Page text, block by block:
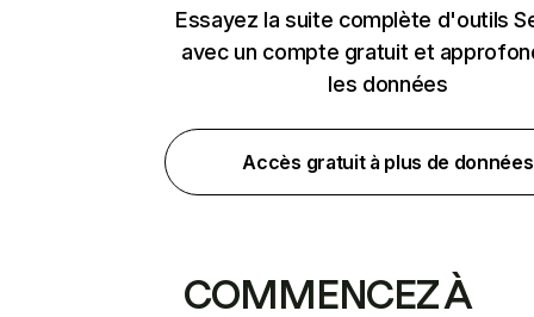
Essayez la suite complète d'outils
avec un compte gratuit et
les données
Accès gratuit à plus de données
COMMENCEZ À